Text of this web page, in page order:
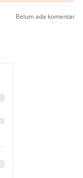
Belum ada komentar